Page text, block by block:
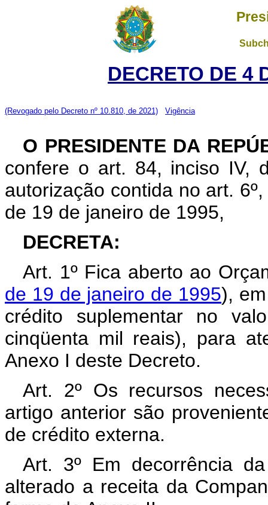
DECRETO DE 4
(Revogado pelo Decreto nº 10.810, de 2021) Vigência
O PRESIDENTE DA
confere o art. 84, inciso IV,
autorização contida no art.
de 19 de janeiro de 1995,
DECRETA:
Art. 1º Fica aberto ao
de 19 de janeiro de 1995),
crédito suplementar no
cinqüenta mil reais), para
Anexo I deste Decreto.
Art. 2º Os recursos
artigo anterior são
de crédito externa.
Art. 3º Em decorrência
alterado a receita da